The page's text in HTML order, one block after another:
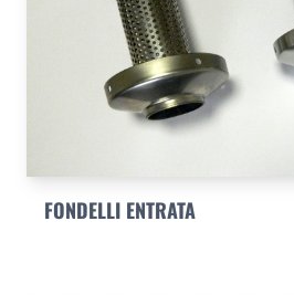
FONDELLI ENTRATA